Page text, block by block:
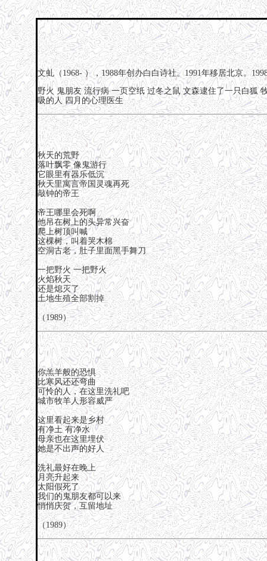
文虬（1968- ），1988年创办白白诗社。1991年移居北京。
野火 鬼朋友 流行病 一页空纸 过冬之鼠 文森逮住了一只白狐
吸的人 四月的心理医生
秋天的荒野
落叶飘零 像鬼游行
它眼里有器乐低沉
秋天里寓言帝国灵魂再死
敲钟的帝王
帝王哪里会死啊
他吊在树上的头异常兴奋
爬上树顶叫喊
这棵树，叫着哭木棉
空洞古老，肚子里面黑手舞刀
一把野火 一把野火
火焰秋天
还是熄灭了
土地生殖全部割掉
（1989）
你羔羊般的恐惧
比寒风还还弯曲
可怜的人，在这里洗礼吧
城市牧羊人形容威严
这里看起来是乡村
有净土 有净水
母亲也在这里埋伏
她是不出声的好人
洗礼最好在晚上
月亮升起来
太阳假死了
我们的鬼朋友都可以来
悄悄庆贺，互留地址
（1989）